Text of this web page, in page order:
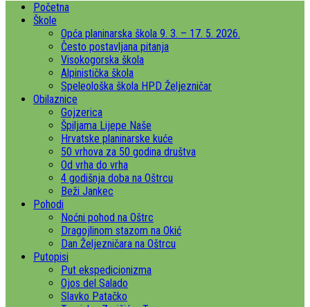
Početna
Škole
Opća planinarska škola 9. 3. – 17. 5. 2026.
Često postavljana pitanja
Visokogorska škola
Alpinistička škola
Speleološka škola HPD Željezničar
Obilaznice
Gojzerica
Špiljama Lijepe Naše
Hrvatske planinarske kuće
50 vrhova za 50 godina društva
Od vrha do vrha
4 godišnja doba na Oštrcu
Beži Jankec
Pohodi
Noćni pohod na Oštrc
Dragojlinom stazom na Okić
Dan Željezničara na Oštrcu
Putopisi
Put ekspedicionizma
Ojos del Salado
Slavko Patačko